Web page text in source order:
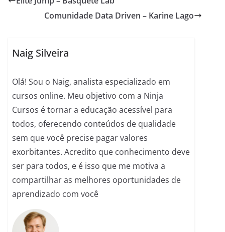
e
b
o
s
A
p
e
n
gr
a
l di
t
e
Comunidade Data Driven – Karine Lago
Naig Silveira
Olá! Sou o Naig, analista especializado em
cursos online. Meu objetivo com a Ninja
Cursos é tornar a educação acessível para
todos, oferecendo conteúdos de qualidade
sem que você precise pagar valores
exorbitantes. Acredito que conhecimento deve
ser para todos, e é isso que me motiva a
compartilhar as melhores oportunidades de
aprendizado com você